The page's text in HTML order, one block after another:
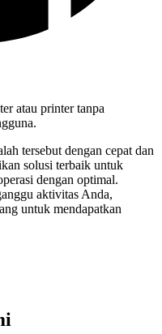
atau printer tanpa
tersebut dengan cepat dan
solusi terbaik untuk
dengan optimal.
aktivitas Anda,
untuk mendapatkan